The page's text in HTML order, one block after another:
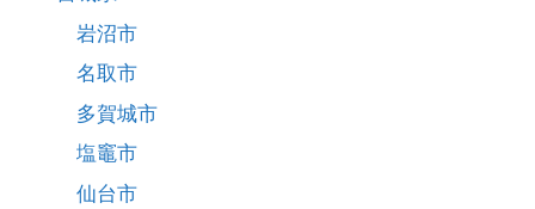
岩沼市
名取市
多賀城市
塩竈市
仙台市